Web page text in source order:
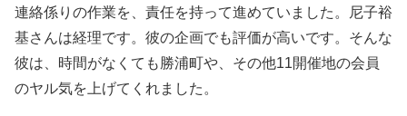
連絡係りの作業を、責任を持って進めていました。尼子裕
基さんは経理です。彼の企画でも評価が高いです。そんな
彼は、時間がなくても勝浦町や、その他11開催地の会員
のヤル気を上げてくれました。